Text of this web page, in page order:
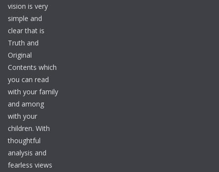
vision is very
simple and
clear that is
Truth and
Original
Contents which
you can read
with your family
and among
with your
children. With
thoughtful
analysis and
fearless views